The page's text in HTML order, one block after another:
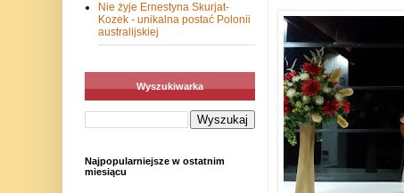
Nie żyje Ernestyna Skurjat-
Kozek - unikalna postać Polonii
australijskiej
Wyszukiwarka
Najpopularniejsze w ostatnim
miesiącu